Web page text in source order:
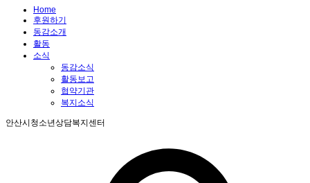
Home
후원하기
동감소개
활동
소식
동감소식
활동보고
협약기관
복지소식
안산시청소년상담복지센터